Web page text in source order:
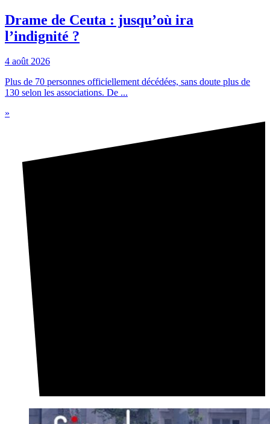
Drame de Ceuta : jusqu’où ira
l’indignité ?
4 août 2026
Plus de 70 personnes officiellement décédées, sans doute plus de
130 selon les associations. De ...
»